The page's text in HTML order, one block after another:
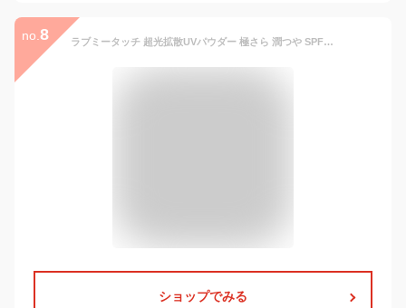
no. 8 ラブミータッチ 超光拡散UVパウダー 極さら 潤つや SPF50+ PA++++ 単品 ブラシセット パフセット フェイスパウダー フィニッシングパウダー ルースパウダー UV機能 美容成分 皮脂 ダーマコスメ
ショップでみる